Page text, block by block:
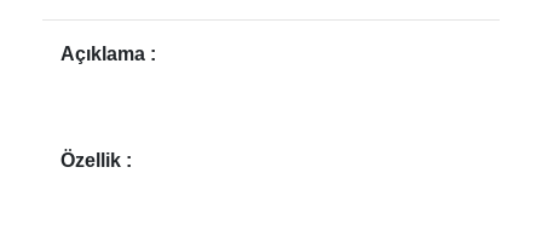
Açıklama :
Özellik :